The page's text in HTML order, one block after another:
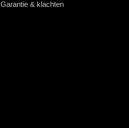
Garantie & klachten